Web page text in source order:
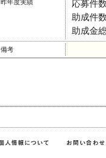
昨年度実績
応募件
助成件
助成金
備考